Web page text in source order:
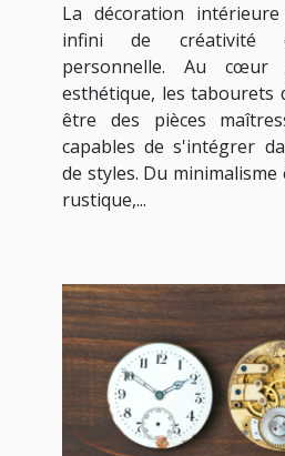
La décoration
infini de créativité
personnelle. Au
esthétique, les tabourets
être des pièces
capables de s'intégrer
de styles. Du
rustique,...